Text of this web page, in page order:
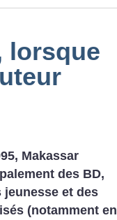
lorsque
Makassar
des BD,
jeunesse et des
(notamment en